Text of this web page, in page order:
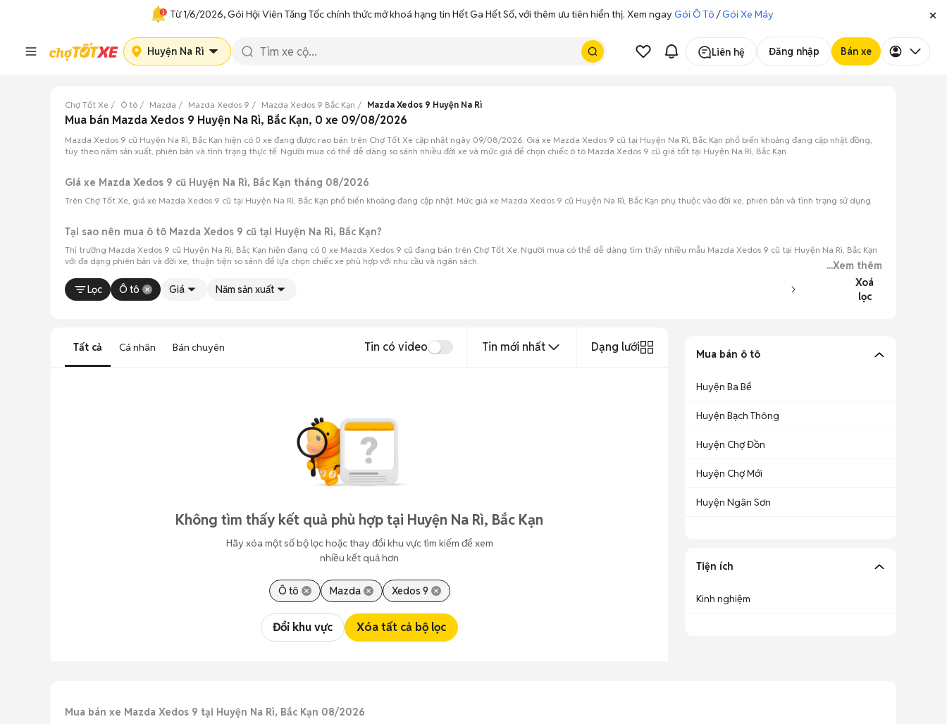
Từ 1/6/2026, Gói Hội Viên Tăng Tốc chính thức mở khoá hạng tin Hết Ga Hết Số, với thêm ưu tiên hiển thị. Xem ngayGói Ô Tô /Gói Xe Máy
Huyện Na Rì Liên hệ Đăng nhập Bán xe
Chợ Tốt Xe Ô tô Mazda Mazda Xedos 9 Mazda Xedos 9 Bắc Kạn Mazda Xedos 9 Huyện Na Rì
Mua bán Mazda Xedos 9 Huyện Na Rì, Bắc Kạn, 0 xe 09/08/2026
Mazda Xedos 9 cũ Huyện Na Rì, Bắc Kạn hiện có 0 xe đang được rao bán trên Chợ Tốt Xe cập nhật ngày 09/08/2026. Giá xe Mazda Xedos 9 cũ tại Huyện Na Rì, Bắc Kạn phổ biến khoảng đang cập nhật đồng,
tùy theo năm sản xuất, phiên bản và tình trạng thực tế. Người mua có thể dễ dàng so sánh nhiều đời xe và mức giá để chọn chiếc ô tô Mazda Xedos 9 cũ giá tốt tại Huyện Na Rì, Bắc Kạn.
Giá xe Mazda Xedos 9 cũ Huyện Na Rì, Bắc Kạn tháng 08/2026
Trên Chợ Tốt Xe, giá xe Mazda Xedos 9 cũ tại Huyện Na Rì, Bắc Kạn phổ biến khoảng đang cập nhật. Mức giá xe Mazda Xedos 9 cũ Huyện Na Rì, Bắc Kạn phụ thuộc vào đời xe, phiên bản và tình trạng sử dụng.
Tại sao nên mua ô tô Mazda Xedos 9 cũ tại Huyện Na Rì, Bắc Kạn?
Thị trường Mazda Xedos 9 cũ Huyện Na Rì, Bắc Kạn hiện đang có 0 xe Mazda Xedos 9 cũ đang bán trên Chợ Tốt Xe. Người mua có thể dễ dàng tìm thấy nhiều mẫu Mazda Xedos 9 cũ tại Huyện Na Rì, Bắc Kạn
với đa dạng phiên bản và đời xe, thuận tiện so sánh để lựa chọn chiếc xe phù hợp với nhu cầu và ngân sách.
...Xem thêm
Lọc
Ô tô Giá Năm sản xuất
Xoá
lọc
Tất cả Cá nhân Bán chuyên Tin có video Tin mới nhất Dạng lưới
Không tìm thấy kết quả phù hợp tại Huyện Na Rì, Bắc Kạn
Hãy xóa một số bộ lọc hoặc thay đổi khu vực tìm kiếm để xem
nhiều kết quả hơn
Ô tô Mazda Xedos 9
Đổi khu vực Xóa tất cả bộ lọc
Mua bán ô tô
Huyện Ba Bể
Huyện Bạch Thông
Huyện Chợ Đồn
Huyện Chợ Mới
Huyện Ngân Sơn
Tiện ích
Kinh nghiệm
Mua bán xe Mazda Xedos 9 tại Huyện Na Rì, Bắc Kạn 08/2026